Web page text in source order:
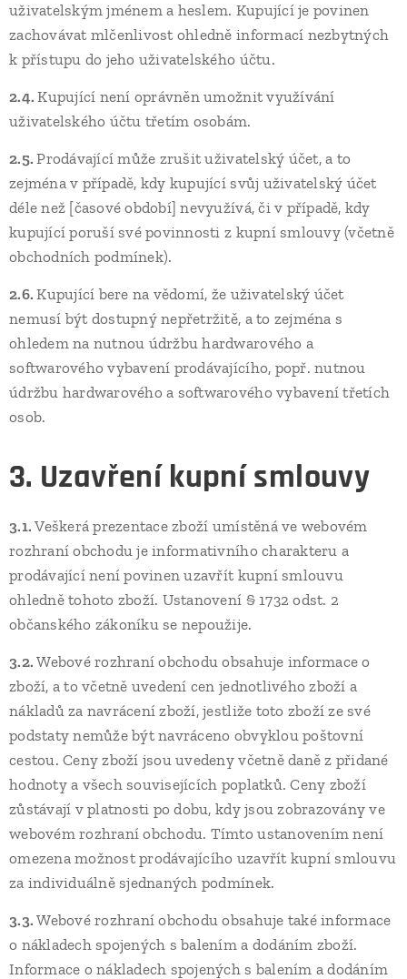
uživatelským jménem a heslem. Kupující je povinen
zachovávat mlčenlivost ohledně informací nezbytných
k přístupu do jeho uživatelského účtu.
2.4.Kupující není oprávněn umožnit využívání
uživatelského účtu třetím osobám.
2.5.Prodávající může zrušit uživatelský účet, a to
zejména v případě, kdy kupující svůj uživatelský účet
déle než [časové období] nevyužívá, či v případě, kdy
kupující poruší své povinnosti z kupní smlouvy (včetně
obchodních podmínek).
2.6.Kupující bere na vědomí, že uživatelský účet
nemusí být dostupný nepřetržitě, a to zejména s
ohledem na nutnou údržbu hardwarového a
softwarového vybavení prodávajícího, popř. nutnou
údržbu hardwarového a softwarového vybavení třetích
osob.
3. Uzavření kupní smlouvy
3.1.Veškerá prezentace zboží umístěná ve webovém
rozhraní obchodu je informativního charakteru a
prodávající není povinen uzavřít kupní smlouvu
ohledně tohoto zboží. Ustanovení § 1732 odst. 2
občanského zákoníku se nepoužije.
3.2.Webové rozhraní obchodu obsahuje informace o
zboží, a to včetně uvedení cen jednotlivého zboží a
nákladů za navrácení zboží, jestliže toto zboží ze své
podstaty nemůže být navráceno obvyklou poštovní
cestou. Ceny zboží jsou uvedeny včetně daně z přidané
hodnoty a všech souvisejících poplatků. Ceny zboží
zůstávají v platnosti po dobu, kdy jsou zobrazovány ve
webovém rozhraní obchodu. Tímto ustanovením není
omezena možnost prodávajícího uzavřít kupní smlouvu
za individuálně sjednaných podmínek.
3.3.Webové rozhraní obchodu obsahuje také informace
o nákladech spojených s balením a dodáním zboží.
Informace o nákladech spojených s balením a dodáním